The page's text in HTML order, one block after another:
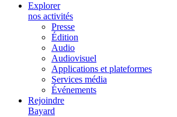
Explorer
nos activités
Presse
Édition
Audio
Audiovisuel
Applications et plateformes
Services média
Événements
Rejoindre
Bayard